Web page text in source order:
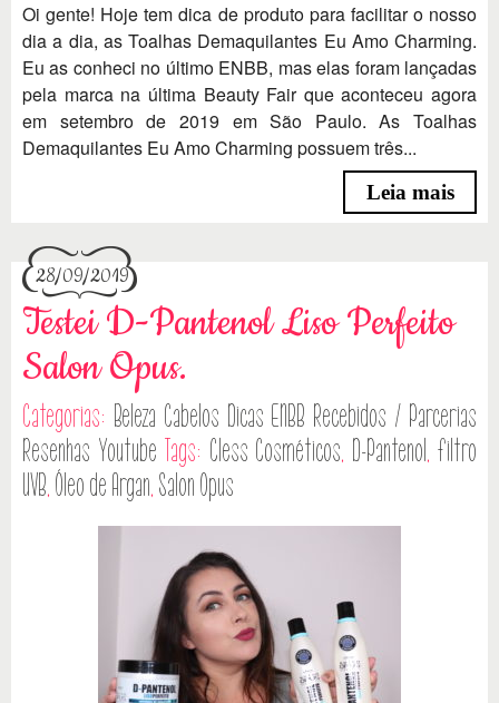
Oi gente! Hoje tem dica de produto para facilitar o nosso
dia a dia, as Toalhas Demaquilantes Eu Amo Charming.
Eu as conheci no último ENBB, mas elas foram lançadas
pela marca na última Beauty Fair que aconteceu agora
em setembro de 2019 em São Paulo. As Toalhas
Demaquilantes Eu Amo Charming possuem três...
Leia mais
28/09/2019
Testei D-Pantenol Liso Perfeito
Salon Opus.
Categorias: Beleza Cabelos Dicas ENBB Recebidos / Parcerias
Resenhas Youtube Tags: Cless Cosméticos, D-Pantenol, filtro
UVB, Óleo de Argan, Salon Opus